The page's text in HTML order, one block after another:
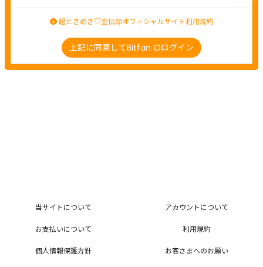
超ときめき♡宣伝部オフィシャルサイト利用規約
上記に同意してBitfan IDログイン
当サイトについて アカウントについて
お支払いについて 利用規約
個人情報保護方針 お客さまへのお願い